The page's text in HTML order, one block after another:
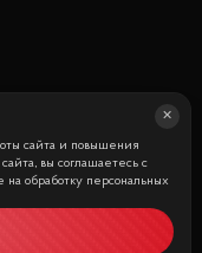
т.ч. стоимости
и не является
могут быть
сайта и повышения
вы соглашаетесь с
на обработку персональных